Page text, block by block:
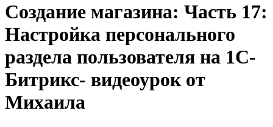
Создание магазина: Часть 17:
Настройка персонального
раздела пользователя на 1С-
Битрикс- видеоурок от
Михаила